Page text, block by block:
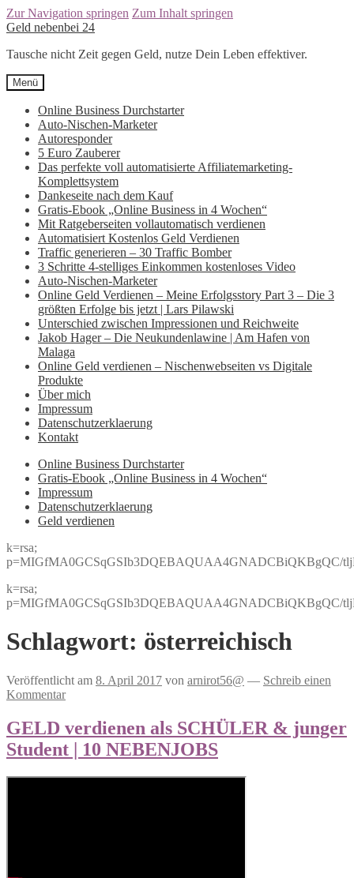
Zur Navigation springen Zum Inhalt springen
Geld nebenbei 24
Tausche nicht Zeit gegen Geld, nutze Dein Leben effektiver.
Menü
Online Business Durchstarter
Auto-Nischen-Marketer
Autoresponder
5 Euro Zauberer
Das perfekte voll automatisierte Affiliatemarketing-
Komplettsystem
Dankeseite nach dem Kauf
Gratis-Ebook „Online Business in 4 Wochen“
Mit Ratgeberseiten vollautomatisch verdienen
Automatisiert Kostenlos Geld Verdienen
Traffic generieren – 30 Traffic Bomber
3 Schritte 4-stelliges Einkommen kostenloses Video
Auto-Nischen-Marketer
Online Geld Verdienen – Meine Erfolgsstory Part 3 – Die 3
größten Erfolge bis jetzt | Lars Pilawski
Unterschied zwischen Impressionen und Reichweite
Jakob Hager – Die Neukundenlawine | Am Hafen von
Malaga
Online Geld verdienen – Nischenwebseiten vs Digitale
Produkte
Über mich
Impressum
Datenschutzerklaerung
Kontakt
Online Business Durchstarter
Gratis-Ebook „Online Business in 4 Wochen“
Impressum
Datenschutzerklaerung
Geld verdienen
k=rsa;
p=MIGfMA0GCSqGSIb3DQEBAQUAA4GNADCBiQKBgQC/
k=rsa;
p=MIGfMA0GCSqGSIb3DQEBAQUAA4GNADCBiQKBgQC/
Schlagwort: österreichisch
Veröffentlicht am 8. April 2017 von arnirot56@ — Schreib einen
Kommentar
GELD verdienen als SCHÜLER & junger
Student | 10 NEBENJOBS